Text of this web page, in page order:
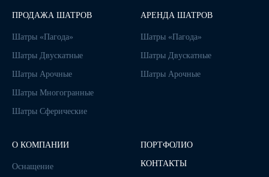
ПРОДАЖА ШАТРОВ
Шатры «Пагода»
Шатры Двускатные
Шатры Арочные
Шатры Многогранные
Шатры Сферические
АРЕНДА ШАТРОВ
Шатры «Пагода»
Шатры Двускатные
Шатры Арочные
О КОМПАНИИ
Оснащение
ПОРТФОЛИО
КОНТАКТЫ